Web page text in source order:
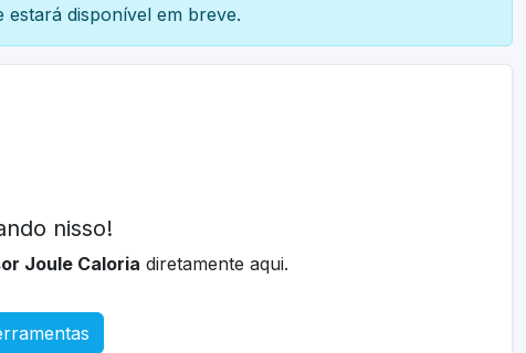
estará disponível em breve.
nisso!
Joule Caloria diretamente aqui.